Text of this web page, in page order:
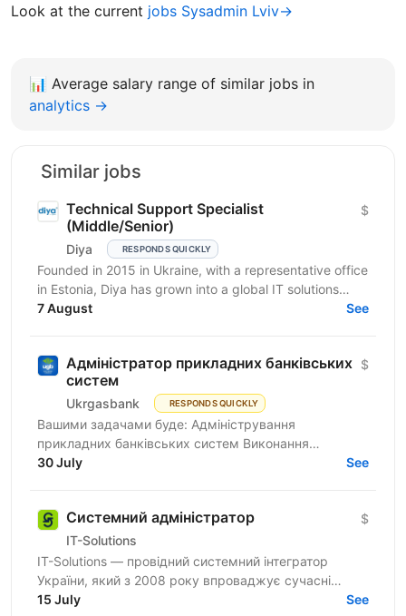
Look at the current jobs Sysadmin Lviv→
📊 Average salary range of similar jobs in
analytics →
Similar jobs
Technical Support Specialist
(Middle/Senior)
Diya RESPONDS QUICKLY
$
Founded in 2015 in Ukraine, with a representative office
in Estonia, Diya has grown into a global IT solutions
provider and a proud part of Euvic Group. We...
7 August See
Адміністратор прикладних банківських
систем
Ukrgasbank RESPONDS QUICKLY
$
Вашими задачами буде: Адміністрування
прикладних банківських систем Виконання
операційної та регламентної роботи: налаштування
30 July See
Системний адміністратор
IT-Solutions
$
IT-Solutions — провідний системний інтегратор
України, який з 2008 року впроваджує сучасні
рішення для ІТ-інфраструктури, надає послуги в
15 July See